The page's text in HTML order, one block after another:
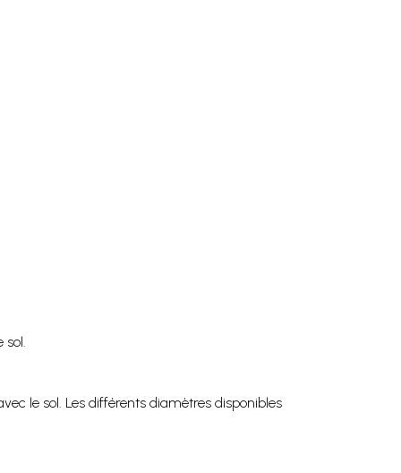
sol.
le sol. Les différents diamètres disponibles